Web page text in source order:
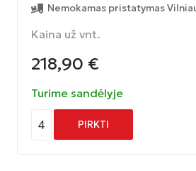
Nemokamas pristatymas
Kaina už vnt.
218,90 €
Turime sandėlyje
4 PIRKTI